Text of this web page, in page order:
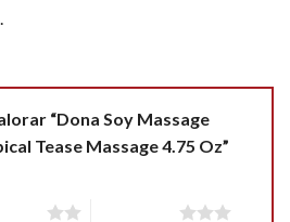
“Dona Soy Massage
Tease Massage 4.75 Oz”